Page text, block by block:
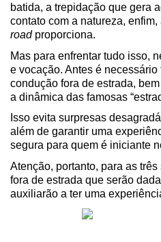
batida, a trepidação que gera
contato com a natureza,
road proporciona.
Mas para enfrentar tudo isso,
e vocação. Antes é
condução fora de estrada,
a dinâmica das famosas
Isso evita surpresas
além de garantir uma
segura para quem é iniciante
Atenção, portanto, para as
fora de estrada que serão
auxiliarão a ter uma